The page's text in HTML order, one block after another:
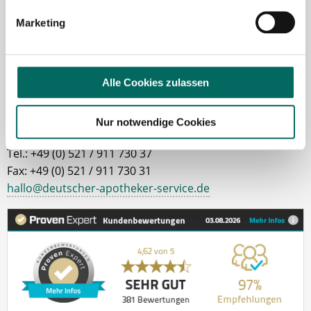
Marketing
Alle Cookies zulassen
Nur notwendige Cookies
Fragen zu unseren Stellenangeboten oder zum
Ablauf nach Ihrer kostenlosen Stellenanfrage
Jetzt zur kostenlosen Stellenanfrage
Tel.: +49 (0) 521 / 911 730 37
Fax: +49 (0) 521 / 911 730 31
hallo@deutscher-apotheker-service.de